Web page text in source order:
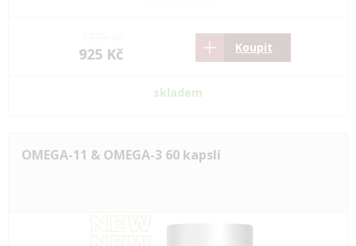
925 Kč Koupit
skladem
OMEGA-11 & OMEGA-3 60 kapslí